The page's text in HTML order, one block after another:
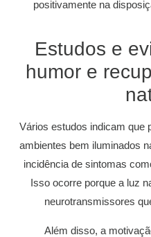
positivamente na
Estudos e
humor e
Vários estudos indicam que
ambientes bem iluminados
incidência de sintomas
Isso ocorre porque a luz
neurotransmissores
Além disso, a